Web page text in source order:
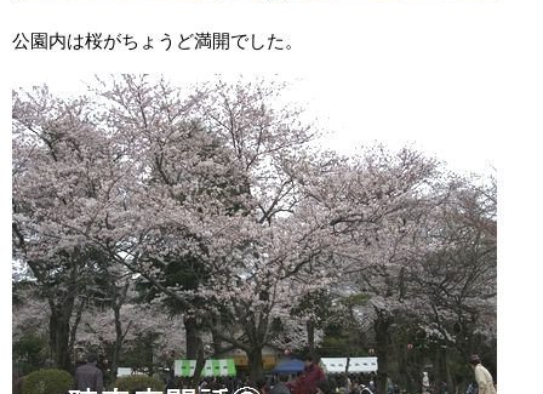
公園内は桜がちょうど満開でした。